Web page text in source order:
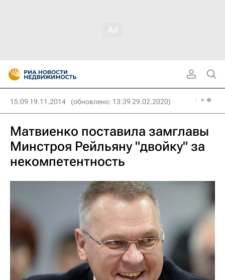
15:09 19.11.2014 (обновлено: 13:39 29.02.2020)
Матвиенко поставила замглавы
Минстроя Рейльяну "двойку" за
некомпетентность